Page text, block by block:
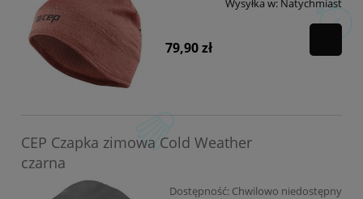
Wysyłka w: Natychmiast
79,90 zł
CEP Czapka zimowa Cold Weather
czarna
Dostępność: Chwilowo niedostępny